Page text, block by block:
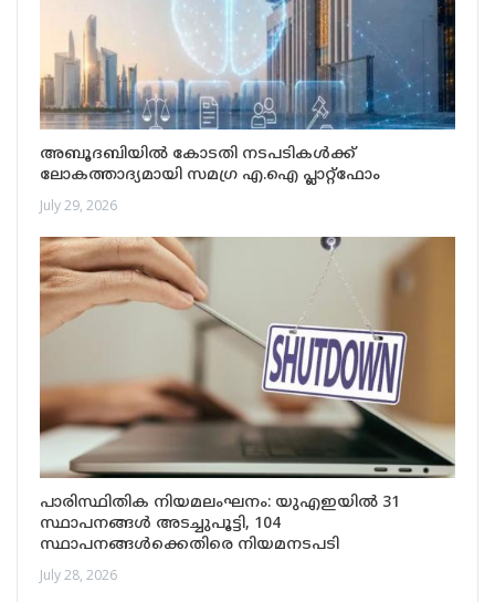
അബൂദബിയിൽ കോടതി നടപടികൾക്ക്
ലോകത്താദ്യമായി സമഗ്ര എ.ഐ പ്ലാറ്റ്‌ഫോം
July 29, 2026
പാരിസ്ഥിതിക നിയമലംഘനം: യുഎഇയിൽ 31
സ്ഥാപനങ്ങൾ അടച്ചുപൂട്ടി, 104
സ്ഥാപനങ്ങൾക്കെതിരെ നിയമനടപടി
July 28, 2026